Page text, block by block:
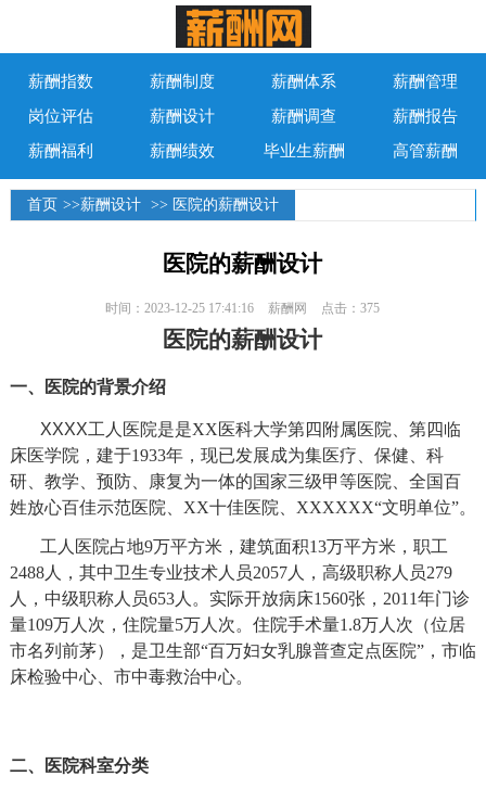
薪酬指数 薪酬制度 薪酬体系
薪酬管理
岗位评估
薪酬设计 薪酬调查
薪酬报告
薪酬福利
薪酬绩效 毕业生薪酬 高管薪酬
首页 >>薪酬设计 >> 医院的薪酬设计
医院的薪酬设计
时间：2023-12-25 17:41:16 薪酬网 点击：375
医院的薪酬设计
一、医院的背景介绍
XXXX工人 医院是是XX医科大学第四附属医院、第四临
床医学院，建于1933年，现已发展成为集医疗、保健、科
研、教学、预防、康复为一体的国家三级甲等医院、全国百
姓放心百佳示范医院、 XX十佳医院、 XXXXXX“文明单位”。
工人医院占地9万平方米，建筑面积13万平方米，职工
2488人，其中卫生专业技术人员2057人，高级职称人员279
人，中级职称人员653人。实际开放病床1560张， 2011年门诊
量109万人次，住院量5万人次。住院手术量1.8万人次（位居
市名列前茅），是卫生部“百万妇女乳腺普查定点医院”，市临
床检验中心、市中毒救治中心。
二、医院科室分类